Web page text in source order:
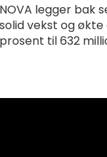
NOVA legger bak
solid vekst og
prosent til 632